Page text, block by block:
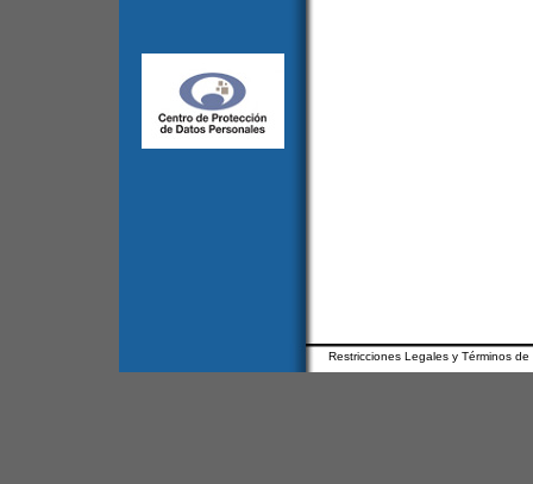
Restricciones Legales y Términos de